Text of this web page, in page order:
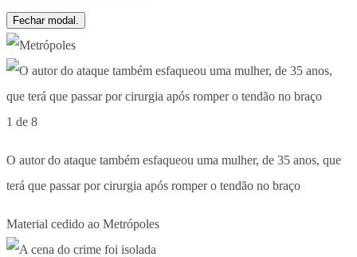
Fechar modal.
1 de 8
O autor do ataque também esfaqueou uma mulher, de 35 anos, que
terá que passar por cirurgia após romper o tendão no braço
Material cedido ao Metrópoles